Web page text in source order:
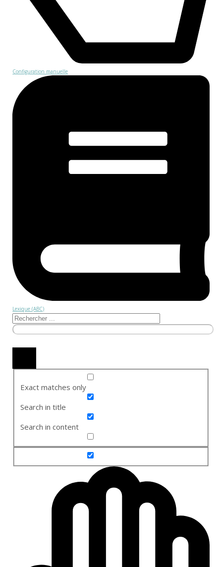
Configuration manuelle
Lexique (ABC)
Exact matches only
Search in title
Search in content